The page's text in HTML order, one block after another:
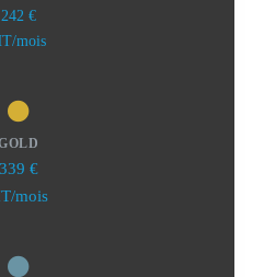
242 €
mois
339 €
mois